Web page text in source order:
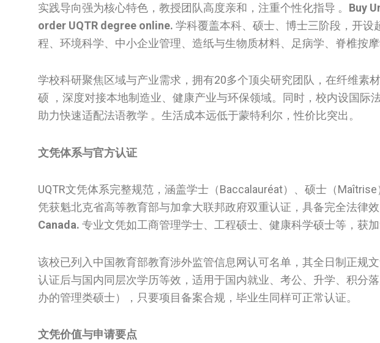
实践导向强为核心特色，教授团队高度亲和，注重个性化指导 。 Buy
order UQTR degree online. 学科覆盖本科、硕士、博士三阶段，开
程、环境科学、中小企业管理、造纸与生物质材料、足病学、脊椎按
学校科研聚焦区域与产业需求，拥有20多个顶尖研究团队，在纤维素
硕 ，深度对接本地制造业、健康产业与环保领域。同时，校内设国际
助力快速适配法语教学 。生活成本远低于蒙特利尔，性价比突出。
文凭体系与官方认证
UQTR文凭体系完整规范，涵盖学士（Baccalauréat）、硕士（
凭获魁北克省高等教育部与加拿大联邦政府双重认证，具备完全法律效
Canada. 专业文凭如工商管理学士、工程硕士、健康科学硕士等，获
该校已列入中国教育部教育涉外监管信息网认可名单，其全日制正规
认证后与国内同层次学历等效，适用于国内就业、考公、升学、积分
办的管理类硕士），只要项目备案合规，毕业生同样可正常认证。
文凭价值与申请要点